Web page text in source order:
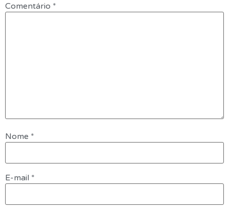
Comentário *
Nome *
E-mail *